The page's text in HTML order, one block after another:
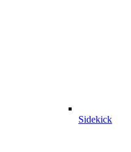
Sidekick